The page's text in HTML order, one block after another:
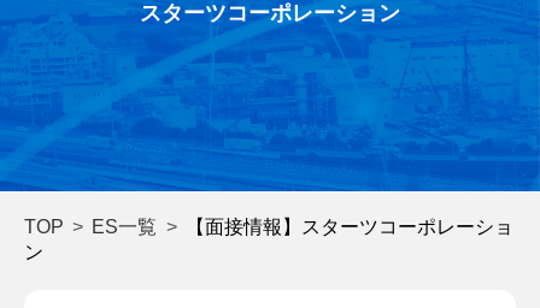
スターツコーポレーション
TOP ES一覧
【面接情報】スターツコーポレーショ
ン